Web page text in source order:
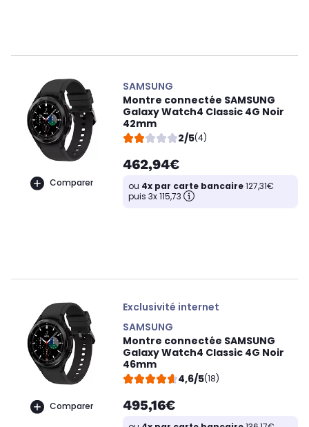
Comparer
SAMSUNG
Montre connectée SAMSUNG
Galaxy Watch4 Classic 4G Noir
42mm
2/5(4)
462,94€
ou 4x par carte bancaire127,31€
puis 3x 115,73
Comparer
Exclusivité internet
SAMSUNG
Montre connectée SAMSUNG
Galaxy Watch4 Classic 4G Noir
46mm
4,6/5(18)
495,16€